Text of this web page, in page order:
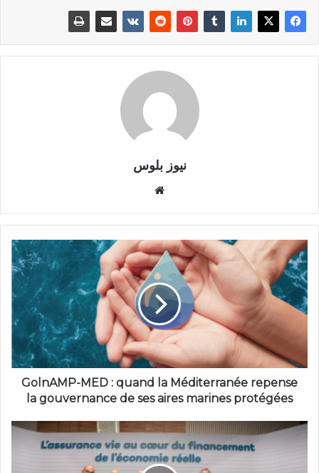
نيوز بلوس
GolnAMP-MED : quand la Méditerranée repense
la gouvernance de ses aires marines protégées